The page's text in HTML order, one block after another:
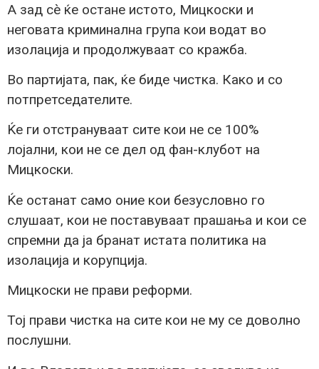
А зад сè ќе остане истото, Мицкоски и
неговата криминална група кои водат во
изолација и продолжуваат со кражба.
Во партијата, пак, ќе биде чистка. Како и со
потпретседателите.
Ќе ги отстрануваат сите кои не се 100%
лојални, кои не се дел од фан-клубот на
Мицкоски.
Ќе останат само оние кои безусловно го
слушаат, кои не поставуваат прашања и кои се
спремни да ја бранат истата политика на
изолација и корупција.
Мицкоски не прави реформи.
Тој прави чистка на сите кои не му се доволно
послушни.